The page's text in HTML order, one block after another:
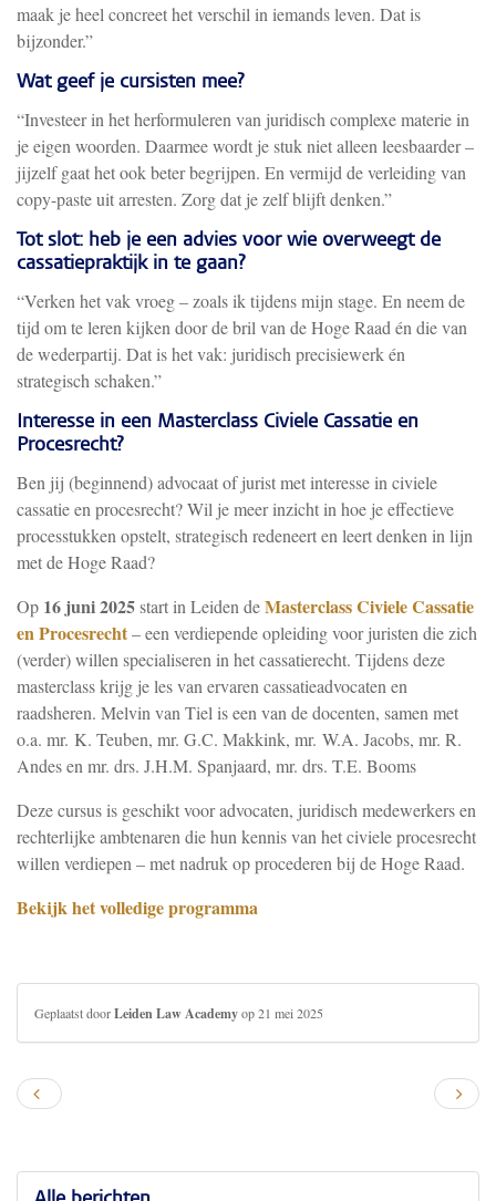
maak je heel concreet het verschil in iemands leven. Dat is
bijzonder.”
Wat geef je cursisten mee?
“Investeer in het herformuleren van juridisch complexe materie in
je eigen woorden. Daarmee wordt je stuk niet alleen leesbaarder –
jijzelf gaat het ook beter begrijpen. En vermijd de verleiding van
copy-paste uit arresten. Zorg dat je zelf blijft denken.”
Tot slot: heb je een advies voor wie overweegt de
cassatiepraktijk in te gaan?
“Verken het vak vroeg – zoals ik tijdens mijn stage. En neem de
tijd om te leren kijken door de bril van de Hoge Raad én die van
de wederpartij. Dat is het vak: juridisch precisiewerk én
strategisch schaken.”
Interesse in een Masterclass Civiele Cassatie en
Procesrecht?
Ben jij (beginnend) advocaat of jurist met interesse in civiele
cassatie en procesrecht? Wil je meer inzicht in hoe je effectieve
processtukken opstelt, strategisch redeneert en leert denken in lijn
met de Hoge Raad?
Op 16 juni 2025start in Leiden deMasterclass Civiele Cassatie
en Procesrecht– een verdiepende opleiding voor juristen die zich
(verder) willen specialiseren in het cassatierecht. Tijdens deze
masterclass krijg je les van ervaren cassatieadvocaten en
raadsheren. Melvin van Tiel is een van de docenten, samen met
o.a. mr. K. Teuben, mr. G.C. Makkink, mr. W.A. Jacobs, mr. R.
Andes en mr. drs. J.H.M. Spanjaard, mr. drs. T.E. Booms
Deze cursus is geschikt voor advocaten, juridisch medewerkers en
rechterlijke ambtenaren die hun kennis van het civiele procesrecht
willen verdiepen – met nadruk op procederen bij de Hoge Raad.
Bekijk het volledige programma
Geplaatst doorLeiden Law Academyop 21 mei 2025